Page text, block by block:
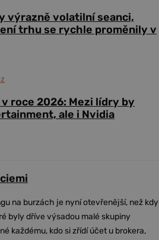
výrazně volatilní seanci,
trhu se rychle proměnily v
roce 2026: Mezi lídry by
ale i Nvidia
na burzách je nyní otevřenější, než kdy
byly dříve výsadou malé skupiny
každému, kdo si zřídí účet u brokera,